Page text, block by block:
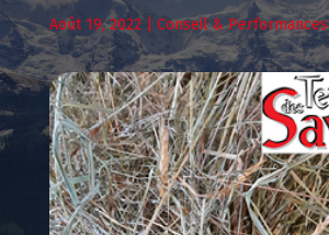
Août 19, 2022| Conseil & Performances